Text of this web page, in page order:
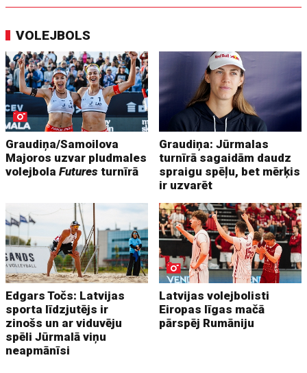
VOLEJBOLS
Graudiņa/Samoilova
Majoros uzvar pludmales
volejbolaFutures turnīrā
Graudiņa: Jūrmalas
turnīrā sagaidām daudz
spraigu spēļu, bet mērķis
ir uzvarēt
Edgars Točs: Latvijas
sporta līdzjutējs ir
zinošs un ar viduvēju
spēli Jūrmalā viņu
neapmānīsi
Latvijas volejbolisti
Eiropas līgas mačā
pārspēj Rumāniju